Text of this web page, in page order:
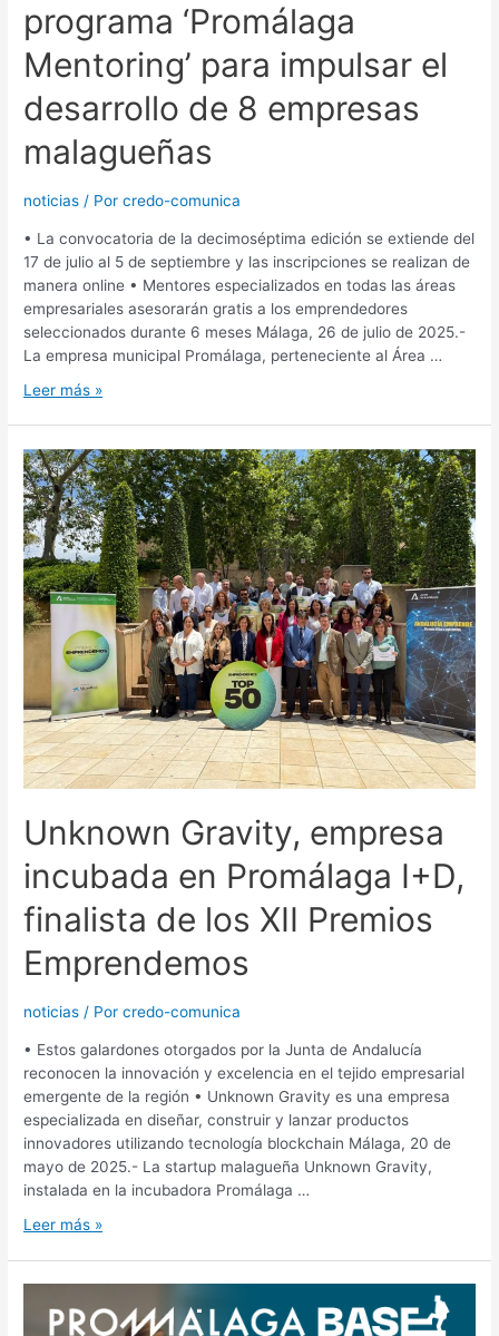
programa ‘Promálaga
Mentoring’ para impulsar el
desarrollo de 8 empresas
malagueñas
noticias / Porcredo-comunica
• La convocatoria de la decimoséptima edición se extiende del
17 de julio al 5 de septiembre y las inscripciones se realizan de
manera online • Mentores especializados en todas las áreas
empresariales asesorarán gratis a los emprendedores
seleccionados durante 6 meses Málaga, 26 de julio de 2025.-
La empresa municipal Promálaga, perteneciente al Área …
Leer más »
Unknown Gravity, empresa
incubada en Promálaga I+D,
finalista de los XII Premios
Emprendemos
noticias / Porcredo-comunica
• Estos galardones otorgados por la Junta de Andalucía
reconocen la innovación y excelencia en el tejido empresarial
emergente de la región • Unknown Gravity es una empresa
especializada en diseñar, construir y lanzar productos
innovadores utilizando tecnología blockchain Málaga, 20 de
mayo de 2025.- La startup malagueña Unknown Gravity,
instalada en la incubadora Promálaga …
Leer más »